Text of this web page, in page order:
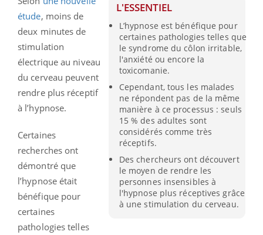
L'ESSENTIEL
L’hypnose est bénéfique pour
certaines pathologies telles que
le syndrome du côlon irritable,
l'anxiété ou encore la
toxicomanie.
Cependant, tous les malades
ne répondent pas de la même
manière à ce processus : seuls
15 % des adultes sont
considérés comme très
réceptifs.
Des chercheurs ont découvert
le moyen de rendre les
personnes insensibles à
l'hypnose plus réceptives grâce
à une stimulation du cerveau.
étude, moins de
deux minutes de
stimulation
électrique au niveau
du cerveau peuvent
rendre plus réceptif
à l’hypnose.
Certaines
recherches ont
démontré que
l’hypnose était
bénéfique pour
certaines
pathologies telles